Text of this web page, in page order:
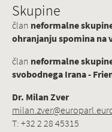
Skupine
član neformalne
ohranjanju spomina na
član neformalne
svobodnega Irana -
Dr. Milan Zver
T: +32 2 28 45315